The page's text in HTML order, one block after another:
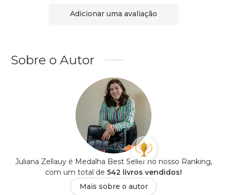
Adicionar uma avaliação
Sobre o Autor
Juliana Zellauy é Medalha Best Seller no nosso Ranking,
com um total de 542 livros vendidos!
Mais sobre o autor